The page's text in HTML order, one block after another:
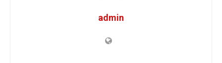
admin